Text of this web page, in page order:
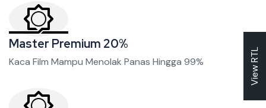
Master Premium 20%
Kaca Film Mampu Menolak Panas Hingga 99% View RTL